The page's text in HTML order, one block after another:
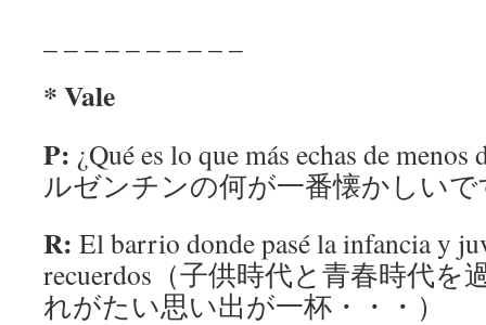
* Vale
P: ¿Qué es lo que más echas de
ルゼンチンの何が一番懐かしい
R: El barrio donde pasé la infancia y
recuerdos（子供時代と青春時代を
れがたい思い出が一杯・・・）